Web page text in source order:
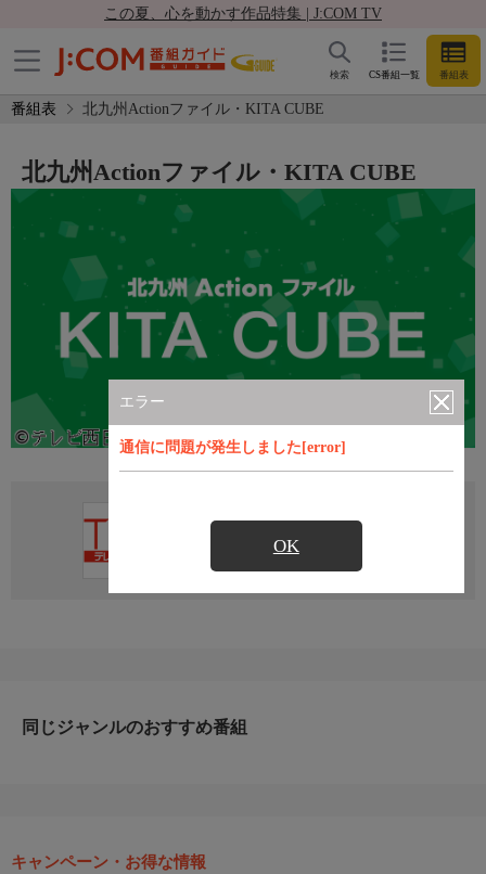
この夏、心を動かす作品特集 | J:COM TV
CS番組一覧 番組表
検索
番組表 北九州Actionファイル・KITA CUBE
エラー
通信に問題が発生しました[error]
OK
北九州Actionファイル・KITA CUBE
直近の放送予定はありません
同じジャンルのおすすめ番組
キャンペーン・お得な情報